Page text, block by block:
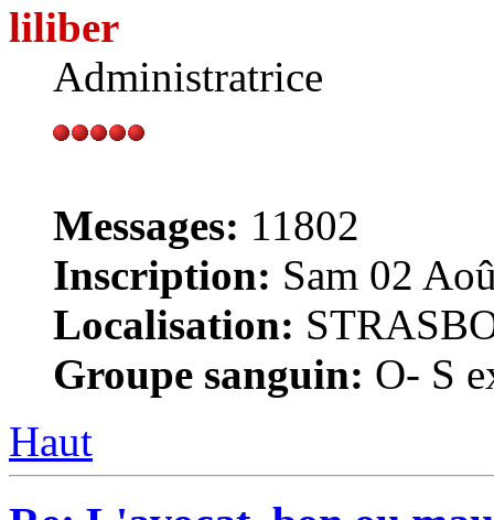
liliber
Administratrice
Messages: 11802
Inscription: Sam 02
Localisation:
Groupe sanguin: O- S
Haut